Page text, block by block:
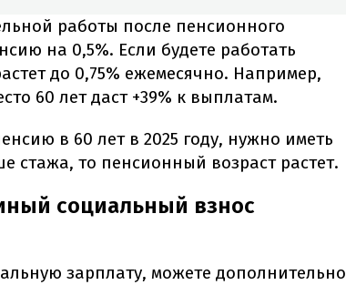
работы после пенсионного
на 0,5%. Если будете работать
до 0,75% ежемесячно. Например,
60 лет даст +39% к выплатам.
в 60 лет в 2025 году, нужно иметь
стажа, то пенсионный возраст растет.
социальный взнос
зарплату, можете дополнительно